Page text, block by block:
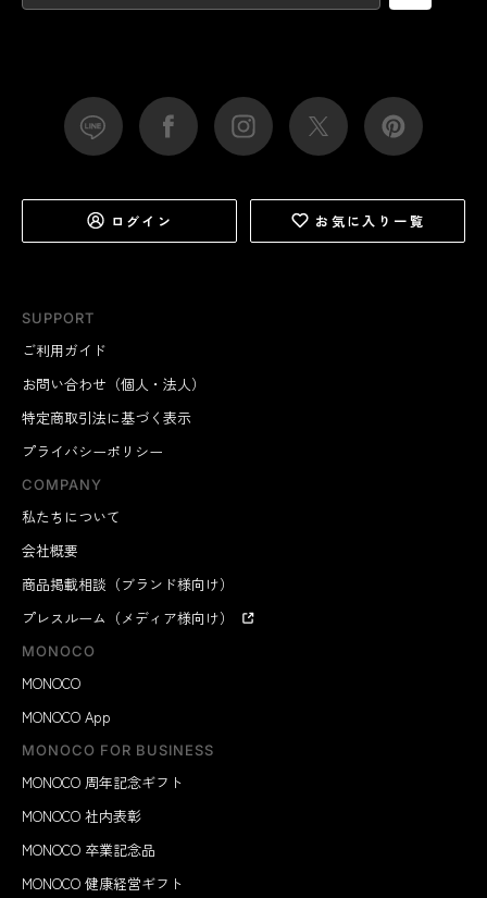
SUPPORT
ご利用ガイド
お問い合わせ（個人・法人）
特定商取引法に基づく表示
プライバシーポリシー
COMPANY
私たちについて
会社概要
商品掲載相談（ブランド様向け）
プレスルーム（メディア様向け）
MONOCO
MONOCO
MONOCO App
MONOCO FOR BUSINESS
MONOCO 周年記念ギフト
MONOCO 社内表彰
MONOCO 卒業記念品
MONOCO 健康経営ギフト
ログイン お気に入り一覧